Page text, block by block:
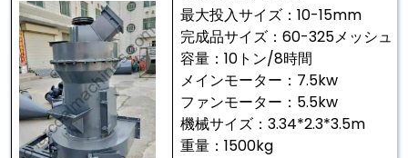
最大投入サイズ：10-15mm
完成品サイズ：60-325メッシュ
容量：10トン/8時間
メインモーター：7.5kw
ファンモーター：5.5kw
機械サイズ：3.34*2.3*3.5m
重量：1500kg